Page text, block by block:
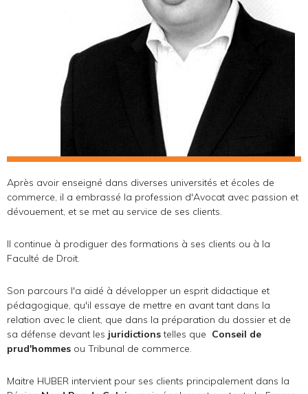
Après avoir enseigné dans diverses universités et écoles de
commerce, il a embrassé la profession d'Avocat avec passion et
dévouement, et se met au service de ses clients.
Il continue à prodiguer des formations à ses clients ou à la
Faculté de Droit.
Son parcours l'a aidé à développer un esprit didactique et
pédagogique, qu'il essaye de mettre en avant tant dans la
relation avec le client, que dans la préparation du dossier et de
sa défense devant les juridictionstelles que Conseil de
prud'hommes ou Tribunal de commerce.
Maitre HUBER intervient pour ses clients principalement dans la